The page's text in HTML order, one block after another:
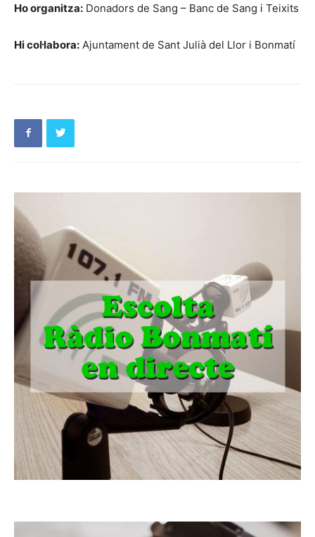
Ho organitza: Donadors de Sang – Banc de Sang i Teixits
Hi col·labora: Ajuntament de Sant Julià del Llor i Bonmatí